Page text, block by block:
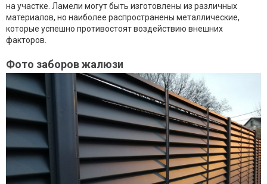
на участке. Ламели могут быть изготовлены из различных
материалов, но наиболее распространены металлические,
которые успешно противостоят воздействию внешних
факторов.
Фото заборов жалюзи